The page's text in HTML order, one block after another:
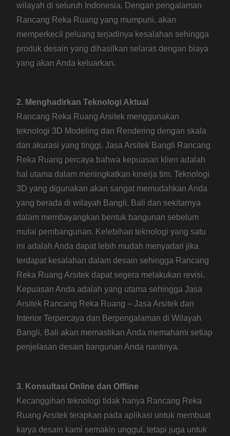
wilayah di seluruh Indonesia. Dengan pengalaman
Rancang Reka Ruang yang mumpuni, akan
memperkecil peluang terjadinya kesalahan sehingga
produk desain yang dihasilkan selaras dengan biaya
yang akan Anda keluarkan.
2. Menghadirkan Teknologi Aktual
Rancang Reka Ruang Arsitek menggunakan
teknologi 3D Modeling dan Rendering dengan skala
dan akurasi yang tinggi. Jasa Arsitek Bangli Rancang
Reka Ruang percaya bahwa kepuasan klien adalah
hal utama dalam meningkatkan kinerja tim. Teknologi
3D yang digunakan akan sangat memudahkan Anda
yang berada di wilayah Bangli, Bali dan sekitarnya
dalam membayangkan bentuk bangunan sebelum
mulai pembangunan. Kelebihan teknologi yang satu
ini adalah Anda dapat lebih mudah menyadari jika
terdapat kesalahan dalam desain sehingga Rancang
Reka Ruang Arsitek dapat segera melakukan revisi.
Kepuasan Anda adalah yang utama sehingga Jasa
Arsitek Rancang Reka Ruang – Jasa Arsitek dan
Interior Terpercaya dan Berpengalaman di Wilayah
Bangli, Bali akan memastikan Anda memahami setiap
penjelasan desain bangunan Anda nantinya.
3. Konsultasi Online dan Offline
Kecanggihan teknologi tidak hanya Rancang Reka
Ruang Arsitek terapkan pada aplikasi untuk membuat
karya desain kami semakin unggul, tetapi juga untuk